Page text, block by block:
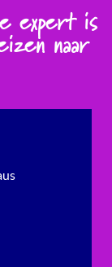
expert is
naar